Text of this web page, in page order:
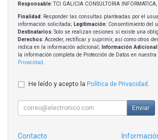
Responsable: TCI GALICIA CONSULTORIA INFORMATICA,
Finalidad: Responder las consultas planteadas por el
información solicitada; Legitimación: Consentimiento del
Destinatarios: Solo se realizan cesiones si existe una
Derechos: Acceder, rectificar y suprimir, así como otros
indica en la información adicional;
Información Adicional
la información completa de Protección de Datos en nuestra
Privacidad
He leído y acepto la Política de Privacidad
Enviar
Contacto